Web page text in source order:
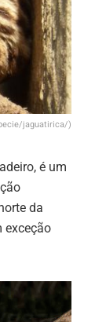
jaguatirica/)
é um
da
exceção